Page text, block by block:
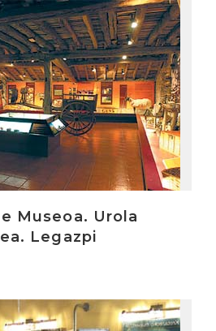
Museoa. Urola
Legazpi